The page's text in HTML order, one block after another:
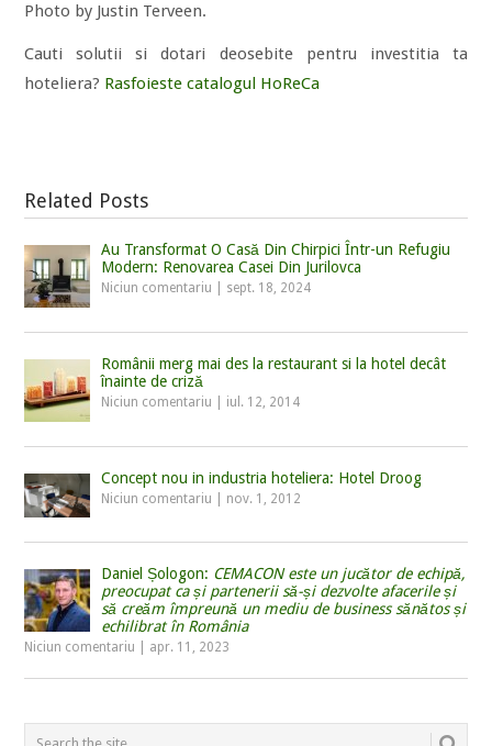
Photo by Justin Terveen.
Cauti solutii si dotari deosebite pentru investitia ta
hoteliera? Rasfoieste catalogul HoReCa
Related Posts
Au Transformat O Casă Din Chirpici Într-un Refugiu
Modern: Renovarea Casei Din Jurilovca
Niciun comentariu sept. 18, 2024
Românii merg mai des la restaurant si la hotel decât
înainte de criză
Niciun comentariu iul. 12, 2014
Concept nou in industria hoteliera: Hotel Droog
Niciun comentariu nov. 1, 2012
Daniel Șologon: CEMACON este un jucător de echipă,
preocupat ca și partenerii să-și dezvolte afacerile și
să creăm împreună un mediu de business sănătos și
echilibrat în România
Niciun comentariu apr. 11, 2023